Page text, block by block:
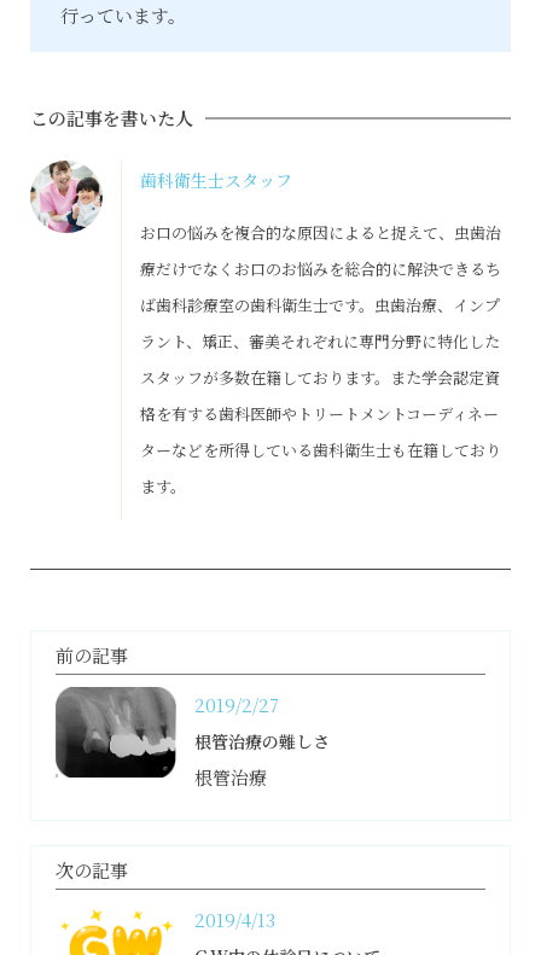
行っています。
この記事を書いた人
歯科衛生士スタッフ
お口の悩みを複合的な原因によると捉えて、虫歯治
療だけでなくお口のお悩みを総合的に解決できるち
ば歯科診療室の歯科衛生士です。虫歯治療、インプ
ラント、矯正、審美それぞれに専門分野に特化した
スタッフが多数在籍しております。また学会認定資
格を有する歯科医師やトリートメントコーディネー
ターなどを所得している歯科衛生士も在籍しており
ます。
前の記事
2019/2/27
根管治療の難しさ
根管治療
次の記事
2019/4/13